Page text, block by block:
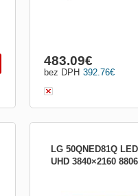
392.76€
bez DPH
483.09€
LG 50QNED81Q
UHD 3840×2160